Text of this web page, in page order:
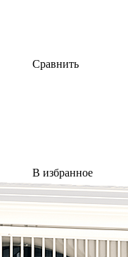
Сравнить
В избранное